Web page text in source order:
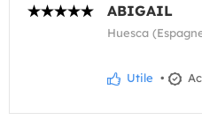
ABIGAIL
Huesca
Utile •